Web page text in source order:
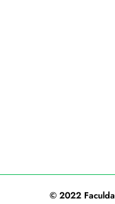
© 2022